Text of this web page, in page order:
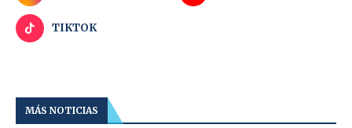
TIKTOK
MÁS NOTICIAS